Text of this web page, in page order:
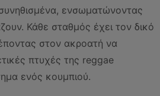
ενσωματώνοντας
Κάθε σταθμός έχει τον δικό
στον ακροατή να
πτυχές της reggae
ενός κουμπιού.